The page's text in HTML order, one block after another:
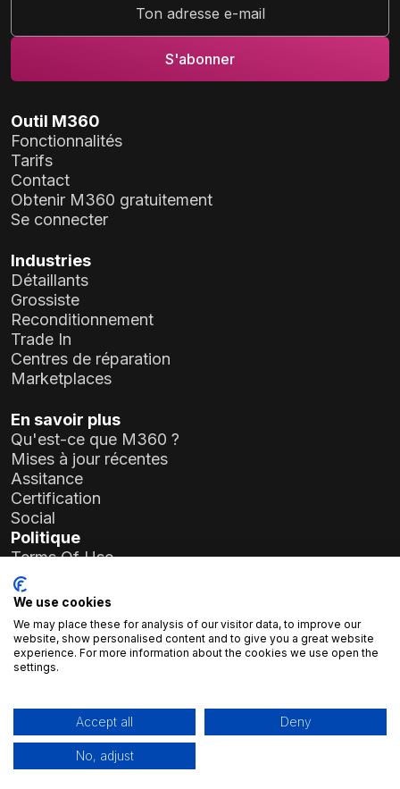
Outil M360
Fonctionnalités
Tarifs
Contact
Obtenir M360 gratuitement
Se connecter
Industries
Détaillants
Grossiste
Reconditionnement
Trade In
Centres de réparation
Marketplaces
En savoir plus
Qu'est-ce que M360 ?
Mises à jour récentes
Assitance
Certification
Social
Politique
Terms Of Use
Privacy Policy
General Data Protection Regulation (GDPR)
Informations sur l'entreprise
Atlas Soft Ltd.
19-35 rue Prielle Kornélia
N° d'enregistrement :
01-09-986926
Numéro fiscal :23966994-2-43
We use cookies
We may place these for analysis of our visitor data, to improve our
website, show personalised content and to give you a great website
experience. For more information about the cookies we use open the
settings.
Accept all Deny
No, adjust